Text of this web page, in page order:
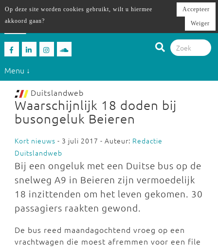
Menu ↓
Duitslandweb
Waarschijnlijk 18 doden bij
busongeluk Beieren
Kort nieuws - 3 juli 2017 - Auteur: Redactie
Duitslandweb
Bij een ongeluk met een Duitse bus op de
snelweg A9 in Beieren zijn vermoedelijk
18 inzittenden om het leven gekomen. 30
passagiers raakten gewond.
De bus reed maandagochtend vroeg op een
vrachtwagen die moest afremmen voor een file
Op deze site worden cookies gebruikt, wilt u hiermee
akkoord gaan?
Accepteer
Weiger